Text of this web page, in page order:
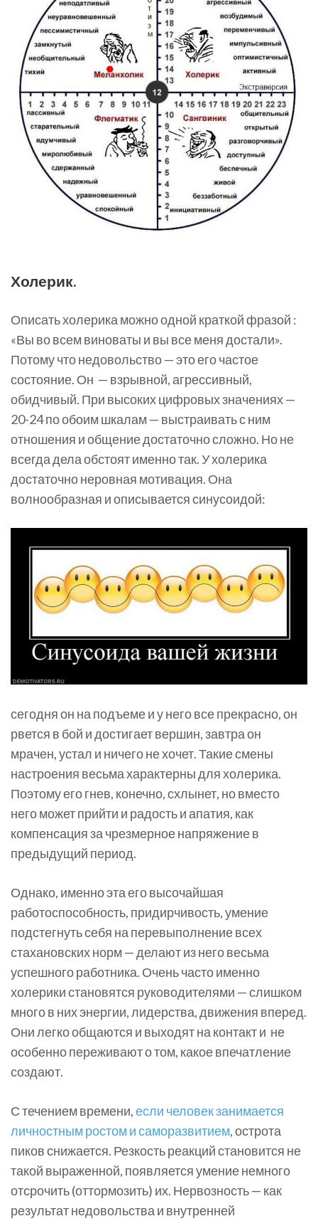
Холерик.
Описать холерика можно одной краткой фразой :
«Вы во всем виноваты и вы все меня достали».
Потому что недовольство — это его частое
состояние. Он — взрывной, агрессивный,
обидчивый. При высоких цифровых значениях —
20-24 по обоим шкалам — выстраивать с ним
отношения и общение достаточно сложно. Но не
всегда дела обстоят именно так. У холерика
достаточно неровная мотивация. Она
волнообразная и описывается синусоидой:
сегодня он на подъеме и у него все прекрасно, он
рвется в бой и достигает вершин, завтра он
мрачен, устал и ничего не хочет. Такие смены
настроения весьма характерны для холерика.
Поэтому его гнев, конечно, схлынет, но вместо
него может прийти и радость и апатия, как
компенсация за чрезмерное напряжение в
предыдущий период.
Однако, именно эта его высочайшая
работоспособность, придирчивость, умение
подстегнуть себя на перевыполнение всех
стахановских норм — делают из него весьма
успешного работника. Очень часто именно
холерики становятся руководителями — слишком
много в них энергии, лидерства, движения вперед.
Они легко общаются и выходят на контакт и не
особенно переживают о том, какое впечатление
создают.
С течением времени,если человек занимается
личностным ростом и саморазвитием, острота
пиков снижается. Резкость реакций становится не
такой выраженной, появляется умение немного
отсрочить (оттормозить) их. Нервозность — как
результат недовольства и внутренней